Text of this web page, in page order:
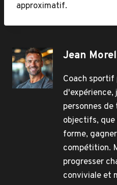
approximatif.
Jean Morel
Coach sportif
d'expérience,
personnes
objectifs,
forme,
compétition.
progresser
conviviale et